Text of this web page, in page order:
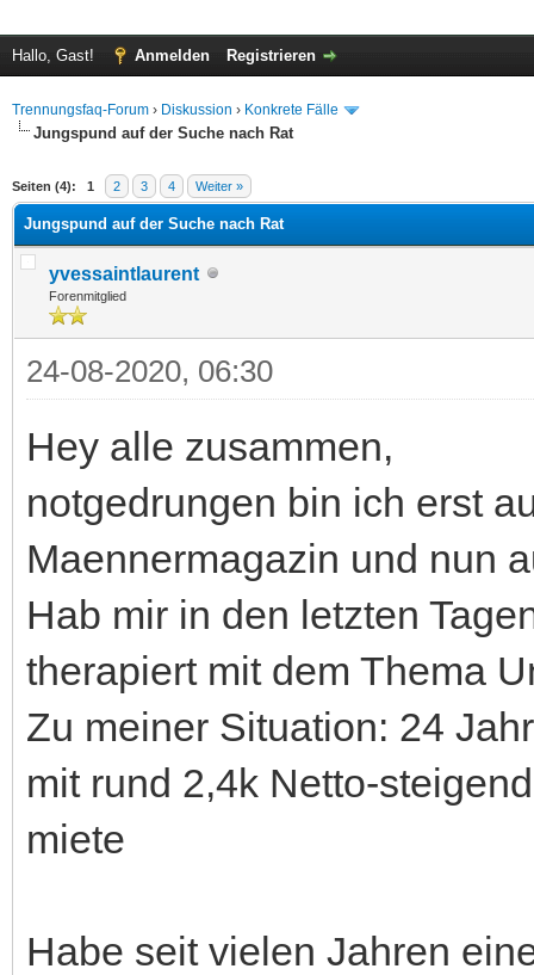
Hallo, Gast! Anmelden Registrieren
Trennungsfaq-Forum › Diskussion › Konkrete Fälle
Jungspund auf der Suche nach Rat
Seiten (4): 1 2 3 4 Weiter »
Durchschnitt
Jungspund auf der Suche nach Rat
yvessaintlaurent
Forenmitglied
24-08-2020, 06:30
Hey alle zusammen,
notgedrungen bin ich erst
Maennermagazin und nun
Hab mir in den letzten
therapiert mit dem Thema
Zu meiner Situation: 24
mit rund 2,4k Netto-
miete
Habe seit vielen Jahren